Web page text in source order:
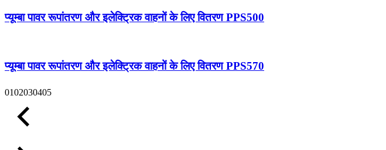
प्यूम्बा पावर रूपांतरण और इलेक्ट्रिक वाहनों के लिए वितरण PPS500
प्यूम्बा पावर रूपांतरण और इलेक्ट्रिक वाहनों के लिए वितरण PPS570
0102030405